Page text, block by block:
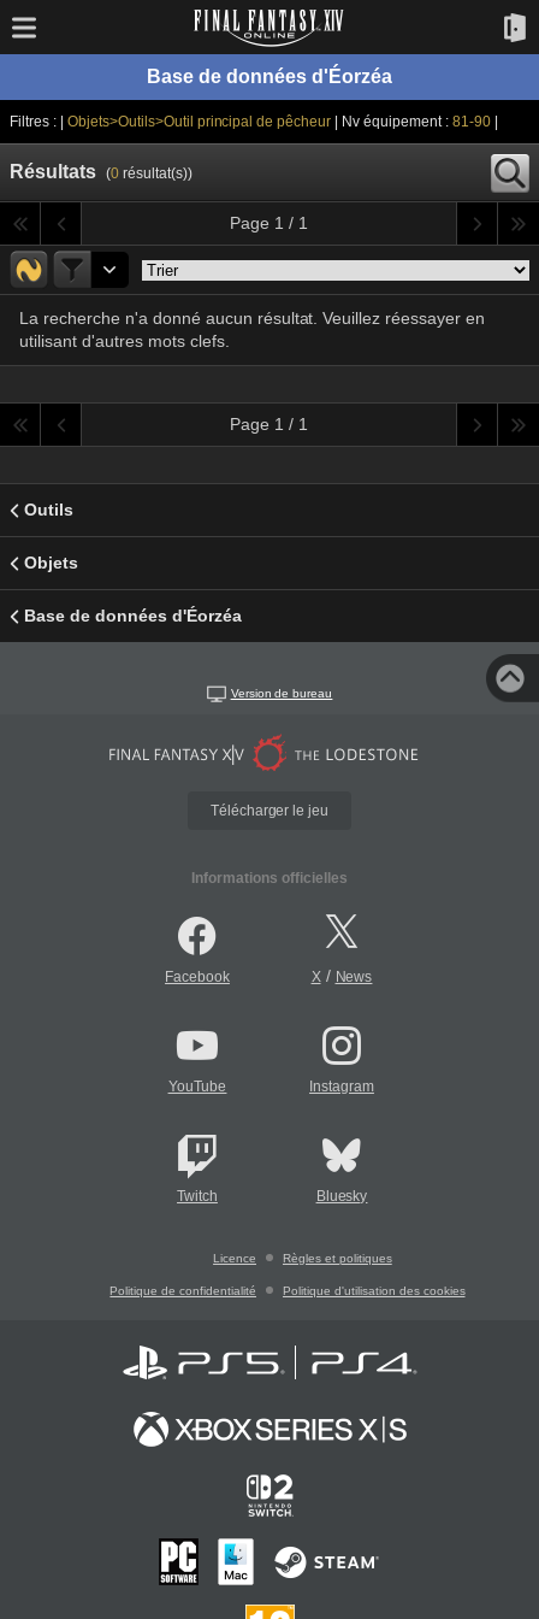
Base de données d'Éorzéa
Filtres : | Objets>Outils>Outil principal de pêcheur | Nv équipement : 81-90|
Résultats (0résultat(s))
Page 1 / 1
La recherche n'a donné aucun résultat. Veuillez réessayer en
utilisant d'autres mots clefs.
Page 1 / 1
Outils
Objets
Base de données d'Éorzéa
Version de bureau
Télécharger le jeu
Informations officielles
Facebook X/ News
YouTube Instagram
Twitch Bluesky
Licence Règles et politiques
Politique de confidentialité Politique d'utilisation des cookies